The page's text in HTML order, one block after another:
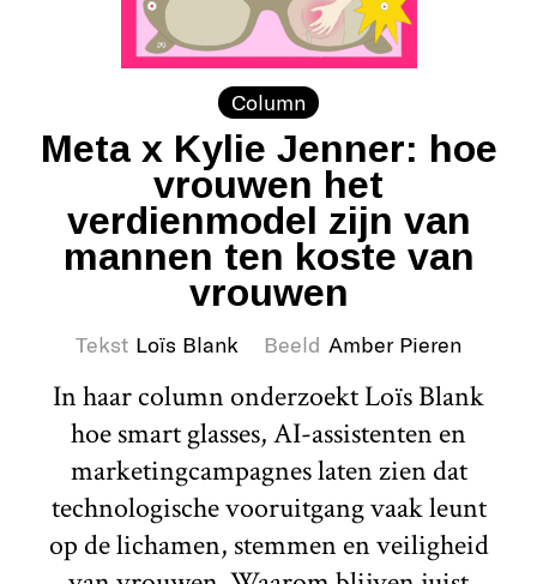
Column
Meta x Kylie Jenner: hoe
vrouwen het
verdienmodel zijn van
mannen ten koste van
vrouwen
Tekst Loïs Blank Beeld Amber Pieren
In haar column onderzoekt Loïs Blank
hoe smart glasses, AI-assistenten en
marketingcampagnes laten zien dat
technologische vooruitgang vaak leunt
op de lichamen, stemmen en veiligheid